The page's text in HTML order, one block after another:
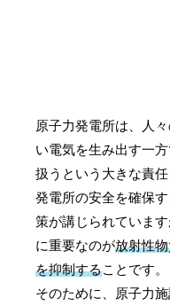
原子力発電所は、人
い電気を生み出す一
扱うという大きな責任
発電所の安全を確保
策が講じられていま
に重要なのが放射性
を抑制することです。
そのために、原子力